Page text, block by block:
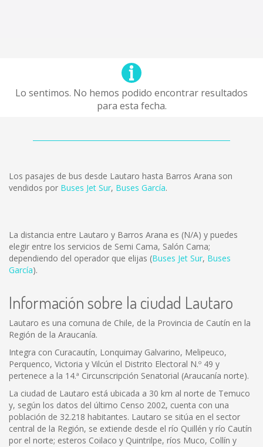
Lo sentimos. No hemos podido encontrar resultados
para esta fecha.
Los pasajes de bus desde Lautaro hasta Barros Arana son
vendidos por Buses Jet Sur, Buses García.
La distancia entre Lautaro y Barros Arana es (N/A) y puedes
elegir entre los servicios de Semi Cama, Salón Cama;
dependiendo del operador que elijas (Buses Jet Sur, Buses
García).
Información sobre la ciudad Lautaro
Lautaro es una comuna de Chile, de la Provincia de Cautín en la
Región de la Araucanía.
Integra con Curacautín, Lonquimay Galvarino, Melipeuco,
Perquenco, Victoria y Vilcún el Distrito Electoral N.º 49 y
pertenece a la 14.ª Circunscripción Senatorial (Araucanía norte).
La ciudad de Lautaro está ubicada a 30 km al norte de Temuco
y, según los datos del último Censo 2002, cuenta con una
población de 32.218 habitantes. Lautaro se sitúa en el sector
central de la Región, se extiende desde el río Quillén y río Cautín
por el norte; esteros Coilaco y Quintrilpe, ríos Muco, Collín y